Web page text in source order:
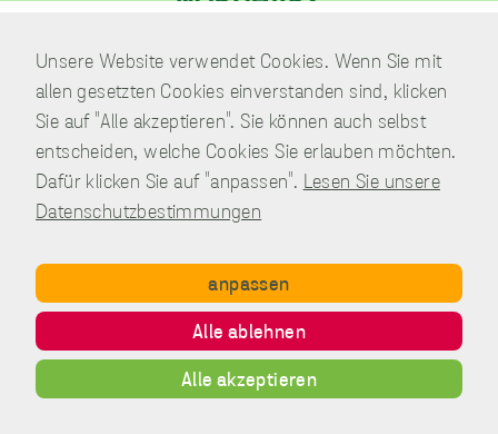
Am Park 7
38871 Nordharz / OT Wasserleben
Telefon:039451.600 0
E-Mail:Schreiben Sie uns!
Copyright © Gemeinde Nordharz - 01|2021 - All rights reserved.
Datenschutz Disclaimer
Inhalt
Unsere Website verwendet Cookies. Wenn Sie mit
allen gesetzten Cookies einverstanden sind, klicken
Sie auf "Alle akzeptieren". Sie können auch selbst
entscheiden, welche Cookies Sie erlauben möchten.
Dafür klicken Sie auf "anpassen". Lesen Sie unsere
Datenschutzbestimmungen
anpassen
Alle ablehnen
Alle akzeptieren
Cookies
sind
unverzichtbar,
damit wir Ihnen
grundlegende
und sichere
stellen können.
Sie werden nicht
eingesetzt, um
Informationen
über Sie für
andere Zwecke
wie Marketing